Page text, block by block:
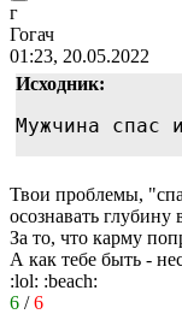
г
Гогач
01:23, 20.05.2022
Исходник:
Мужчина спас
Твои проблемы,
осознавать глубину
За то, что карму
А как тебе быть -
:lol: :beach:
6 /6